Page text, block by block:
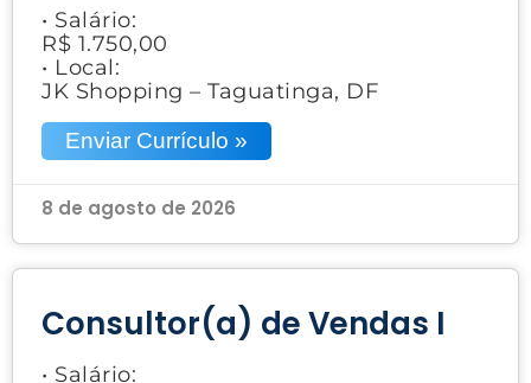
• Salário:
R$ 1.750,00
• Local:
JK Shopping – Taguatinga, DF
Enviar Currículo »
8 de agosto de 2026
Consultor(a) de Vendas I
• Salário: